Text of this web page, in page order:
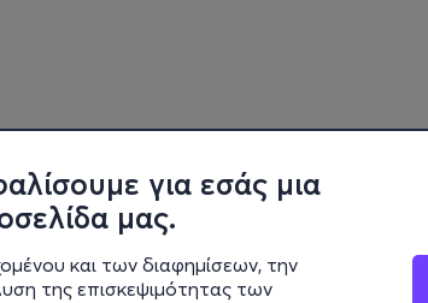
για εσάς μια
μας.
και των διαφημίσεων, την
της επισκεψιμότητας των